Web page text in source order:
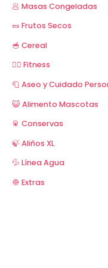
🥟 Masas Congeladas
🥜 Frutos Secos
🥣 Cereal
🏋️‍♂️ Fitness
🧻 Aseo y Cuidado
😺 Alimento Mascotas
🥫 Conservas
🍃 Aliños XL
💦 Línea Agua
🧅 Extras